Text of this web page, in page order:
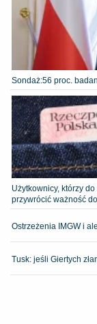
​Sondaż:56 proc.
Użytkownicy, którzy
przywrócić ważność
Ostrzeżenia IMGW i
Tusk: jeśli Giertych